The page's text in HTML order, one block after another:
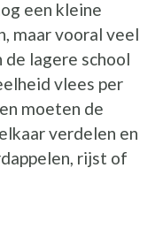
een kleine
maar vooral veel
lagere school
vlees per
moeten de
verdelen en
rijst of